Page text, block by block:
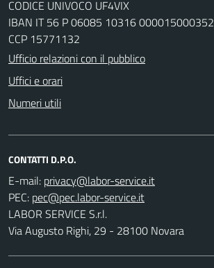
CODICE UNIVOCO UF4VIX
IBAN IT 56 P 06085 10316 000015000352
CCP 15771132
Ufficio relazioni con il pubblico
Uffici e orari
Numeri utili
CONTATTI D.P.O.
E-mail:
PEC:
LABOR SERVICE S.r.l.
Via Augusto Righi, 29 - 28100 Novara